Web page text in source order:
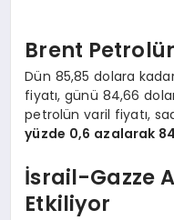
Brent
Dün 85,85 dolara
fiyatı, günü 84,66
petrolün varil fiyatı,
yüzde 0,6 azalarak
İsrail-Gazze
Etkiliyor